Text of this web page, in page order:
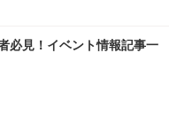
必見！イベント情報記事一